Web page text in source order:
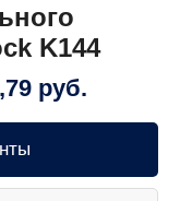
K144
руб.